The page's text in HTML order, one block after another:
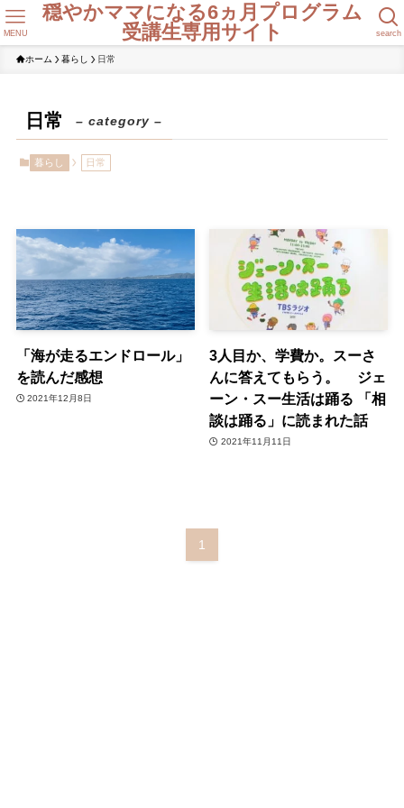
穏やかママになる6ヵ月プログラム
受講生専用サイト
search
MENU
ホーム 暮らし 日常
日常 – category –
暮らし 日常
「海が走るエンドロール」
を読んだ感想
2021年12月8日
3人目か、学費か。スーさ
んに答えてもらう。 ジェ
ーン・スー生活は踊る 「相
談は踊る」に読まれた話
2021年11月11日
1